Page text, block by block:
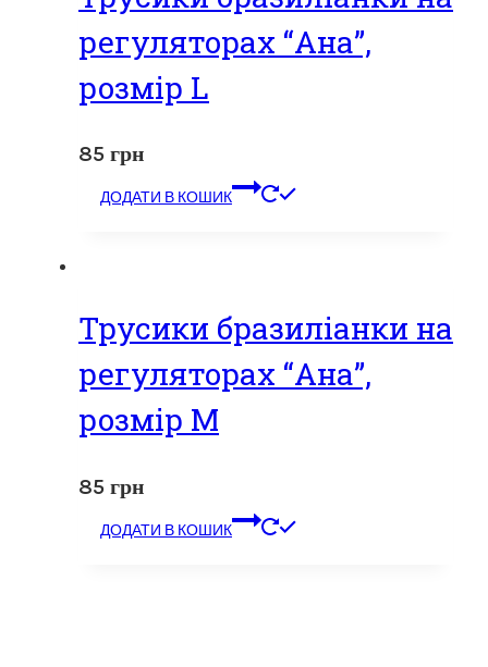
регуляторах “Ана”,
розмір L
85 грн
ДОДАТИ В КОШИК
Трусики бразиліанки на
регуляторах “Ана”,
розмір М
85 грн
ДОДАТИ В КОШИК